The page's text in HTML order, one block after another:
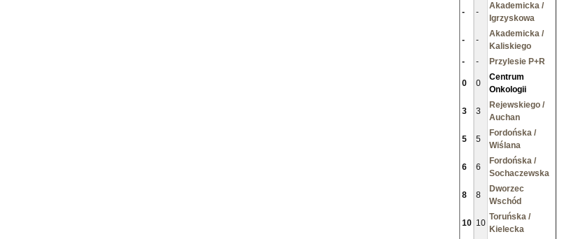
- -
Akademicka /
Igrzyskowa
- -
Akademicka /
Kaliskiego
-
- Przylesie P+R
0 0
Centrum
Onkologii
3 3
Rejewskiego /
Auchan
5 5
Fordońska /
Wiślana
6 6
Fordońska /
Sochaczewska
8 8
Dworzec
Wschód
10 10
Toruńska /
Kielecka